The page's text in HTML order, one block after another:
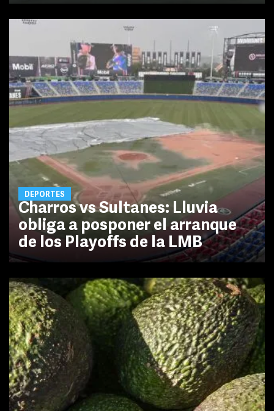
DEPORTES
Charros vs Sultanes: Lluvia
obliga a posponer el arranque
de los Playoffs de la LMB